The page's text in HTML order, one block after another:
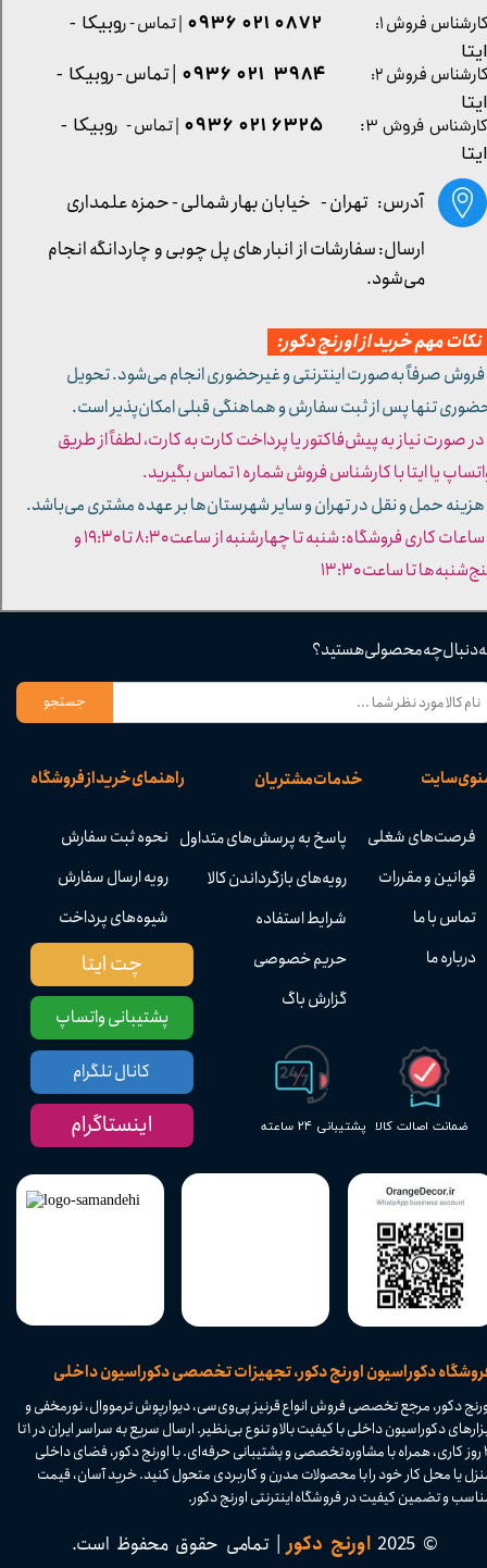
دکوراسیون اورنج دکور، تجهیزات تخصصی دکوراسیون داخلی
پشتیبانی ۲۴ ساعته ضمانت اصالت کالا
راهنمای خرید از فروشگاه
نحوه ثبت سفارش
رویه ارسال سفارش
شیوه‌های پرداخت
خدمات مشتریان
پاسخ به پرسش‌های متداول
رویه‌های بازگرداندن کالا
شرایط استفاده
حریم خصوصی
گزارش باگ
سایت
فرصت‌های شغلی
قوانین و مقررات
تماس با ما
درباره ما
دنبال چه محصولی هستید؟
جستجو
دکور، مرجع تخصصی فروش انواع قرنیز پی‌وی‌سی، دیوارپوش ترمووال، نورمخفی و
ابزارهای دکوراسیون داخلی با کیفیت بالا و تنوع بی‌نظیر. ارسال سریع به سراسر ایران در ۱ تا
۴ روز کاری، همراه با مشاوره تخصصی و پشتیبانی حرفه‌ای. با اورنج دکور، فضای داخلی
یا محل کار خود را با محصولات مدرن و کاربردی متحول کنید. خرید آسان، قیمت
و تضمین کیفیت در فروشگاه اینترنتی اورنج دکور.​​​​​​​
© 2025 اورنج دکور| تمامی حقوق محفوظ است.​​​​​​​
پشتیبانی واتساپ
چت ایتا
کانال تلگرام
اینستاگرام
کارشناس فروش ۳: ۶۳۲۵ ۰۲۱ ۰۹۳۶ | تماس - روبیکا -
ایتا
آدرس: تهران - خیابان بهار شمالی - حمزه علمداری
مهم خرید از اورنج دکور:
صرفاً به‌صورت اینترنتی و غیرحضوری انجام می‌شود. تحویل
تنها پس از ثبت سفارش و هماهنگی قبلی امکان‌پذیر است.
صورت نیاز به پیش‌فاکتور یا پرداخت کارت به کارت، لطفاً از طریق
یا ایتا با کارشناس فروش شماره ۱ تماس بگیرید.
حمل و نقل در تهران و سایر شهرستان‌ها بر عهده مشتری می‌باشد.
- ساعات کاری فروشگاه: شنبه تا چهارشنبه از ساعت ۸:۳۰ تا ۱۹:۳۰ و
تا ساعت ۱۳:۳۰​​​​​​​
کارشناس فروش ۱: 0872 021 0936 | تماس - روبیکا -
ایتا
کارشناس فروش ۲:
۳۹۸۴ ۰۲۱ ۰۹۳۶ | تماس - روبیکا -
ایتا
ارسال: سفارشات از انبار های پل چوبی و چاردانگه انجام
می‌شود.